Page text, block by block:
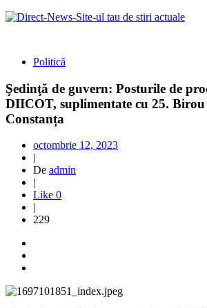
Politică
Şedinţă de guvern: Posturile de
DIICOT, suplimentate cu 25.
Constanța
octombrie 12, 2023
|
De admin
|
Like 0
|
229